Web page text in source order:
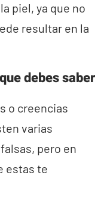
piel, ya que no
resultar en la
debes saber
o creencias
varias
pero en
estas te